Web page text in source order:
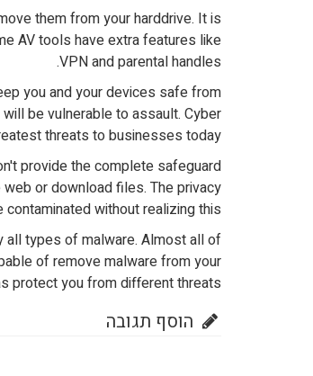
them from your harddrive. It is
AV tools have extra features like
VPN and parental handles.
you and your devices safe from
be vulnerable to assault. Cyber
threats to businesses today.
provide the complete safeguard
or download files. The privacy
without realizing this.
all types of malware. Almost all of
of remove malware from your
protect you from different threats.
הוסף תגובה